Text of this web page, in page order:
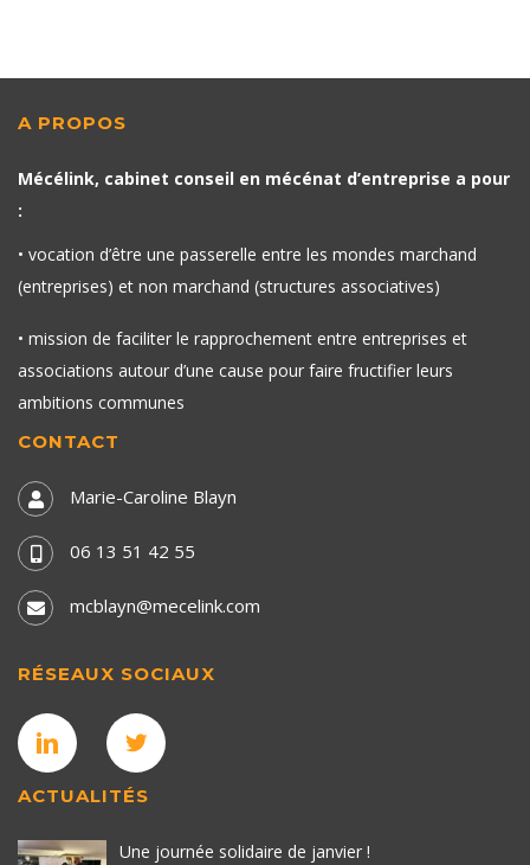
A PROPOS
Mécélink, cabinet conseil en mécénat d’entreprise a pour
:
• vocation d’être une passerelle entre les mondes marchand
(entreprises) et non marchand (structures associatives)
• mission de faciliter le rapprochement entre entreprises et
associations autour d’une cause pour faire fructifier leurs
ambitions communes
CONTACT
Marie-Caroline Blayn
06 13 51 42 55
mcblayn@mecelink.com
RÉSEAUX SOCIAUX
ACTUALITÉS
Une journée solidaire de janvier !